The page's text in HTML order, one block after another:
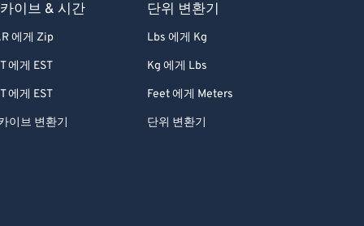
이브 & 시간
에게 Zip
에게 EST
에게 EST
이브 변환기
단위 변환기
Lbs 에게 Kg
Kg 에게 Lbs
Feet 에게 Meters
단위 변환기